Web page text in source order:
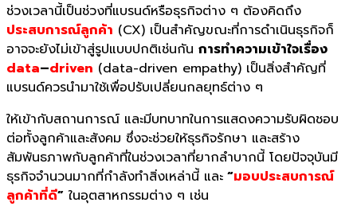
ช่วงเวลานี้เป็นช่วงที่แบรนด์หรือธุรกิจต่าง ๆ ต้องคิดถึง
ประสบการณ์ลูกค้า (CX) เป็นสำคัญขณะที่การดำเนินธุรกิจก็
อาจจะยังไม่เข้าสู่รูปแบบปกติเช่นกัน การทำความเข้าใจเรื่อง
data–driven (data-driven empathy) เป็นสิ่งสำคัญที่
แบรนด์ควรนำมาใช้เพื่อปรับเปลี่ยนกลยุทธ์ต่าง ๆ
ให้เข้ากับสถานการณ์ และมีบทบาทในการแสดงความรับผิดชอบ
ต่อทั้งลูกค้าและสังคม ซึ่งจะช่วยให้ธุรกิจรักษา และสร้าง
สัมพันธภาพกับลูกค้าที่ในช่วงเวลาที่ยากลำบากนี้ โดยปัจจุบันมี
ธุรกิจจำนวนมากที่กำลังทำสิ่งเหล่านี้ และ “มอบประสบการณ์
ลูกค้าที่ดี” ในอุตสาหกรรมต่าง ๆ เช่น